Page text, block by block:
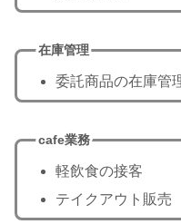
在庫管理
委託商品の在庫管
cafe業務
軽飲食の接客
テイクアウト販売